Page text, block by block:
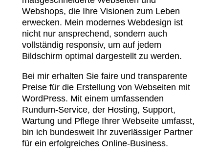
Webshops, die Ihre Visionen zum Leben
erwecken. Mein modernes Webdesign ist
nicht nur ansprechend, sondern auch
vollständig responsiv, um auf jedem
Bildschirm optimal dargestellt zu werden.
Bei mir erhalten Sie faire und transparente
Preise für die Erstellung von Webseiten mit
WordPress. Mit einem umfassenden
Rundum-Service, der Hosting, Support,
Wartung und Pflege Ihrer Webseite umfasst,
bin ich bundesweit Ihr zuverlässiger Partner
für ein erfolgreiches Online-Business.